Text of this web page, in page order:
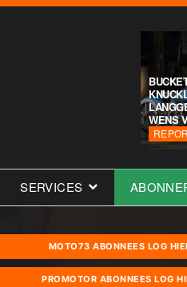
WENS
SERVICES
MOTO73 ABONNEES LOG
PROMOTOR ABONNEES LOG